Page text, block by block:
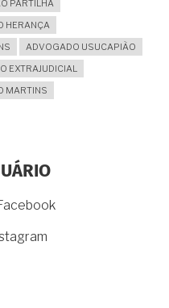
PARTILHA
HERANÇA
ADVOGADO USUCAPIÃO
EXTRAJUDICIAL
MARTINS